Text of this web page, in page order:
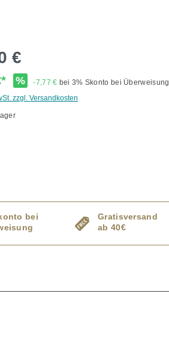
€
% -7,77 € bei 3% Skonto bei Überweisung
zzgl. Versandkosten
bei
Gratisversand
ab 40€